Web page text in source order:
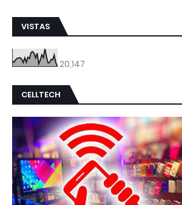
VISTAS
20,147
CELLTECH